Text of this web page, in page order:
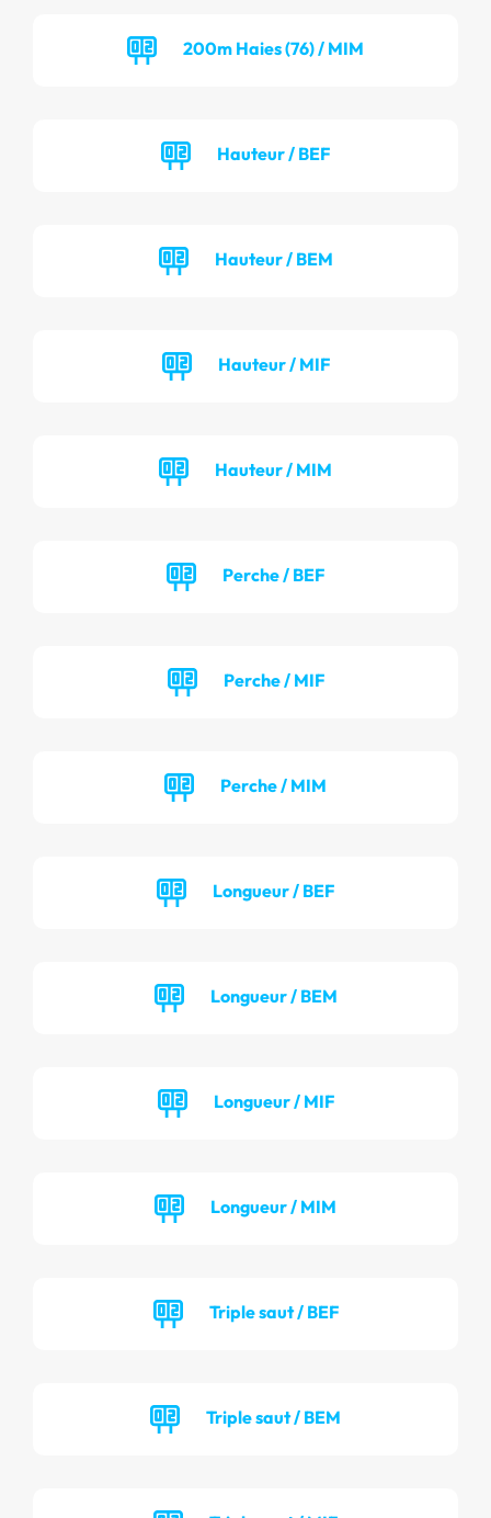
200m Haies (76) / MIM
Hauteur / BEF
Hauteur / BEM
Hauteur / MIF
Hauteur / MIM
Perche / BEF
Perche / MIF
Perche / MIM
Longueur / BEF
Longueur / BEM
Longueur / MIF
Longueur / MIM
Triple saut / BEF
Triple saut / BEM